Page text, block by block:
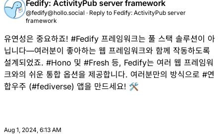
Fedify: ActivityPub server framework
@fedify@hollo.social · Reply to Fedify: ActivityPub server
framework
유연성은 중요하죠! #Fedify 프레임워크는 풀 스택 솔루션이 아
닙니다—여러분이 좋아하는 웹 프레임워크와 함께 작동하도록
설계되었죠. #Hono 및 #Fresh 등, Fedify는 여러 웹 프레임워
크와의 쉬운 통합 옵션을 제공합니다. 여러분만의 방식으로 #연
합우주 (#fediverse) 앱을 만드세요! 🛠️
Aug 1, 2024, 6:13 AM